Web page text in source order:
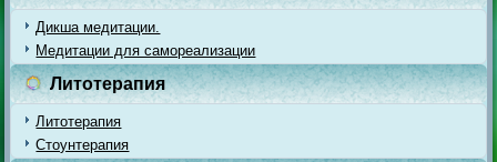
Дикша медитации.
Медитации для самореализации
Литотерапия
Литотерапия
Стоунтерапия